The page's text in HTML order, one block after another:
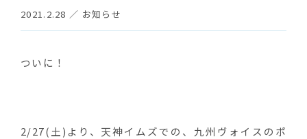
2021.2.28 ／ お知らせ
ついに！
2/27(土)より、天神イムズでの、九州ヴォイスのポ